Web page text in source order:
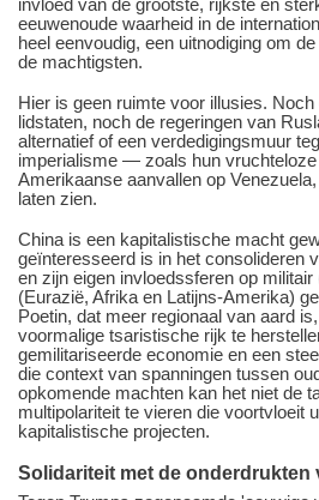
invloed van de grootste, rijkste en
eeuwenoude waarheid in de
heel eenvoudig, een uitnodiging om
de machtigsten.
Hier is geen ruimte voor illusies.
lidstaten, noch de regeringen van
alternatief of een verdedigingsmuur
imperialisme — zoals hun
Amerikaanse aanvallen op
laten zien.
China is een kapitalistische macht
geïnteresseerd is in het consolideren
en zijn eigen invloedssferen op
(Eurazië, Afrika en Latijns-Amerika)
Poetin, dat meer regionaal van aard
voormalige tsaristische rijk te
gemilitariseerde economie en een
die context van spanningen tussen
opkomende machten kan het niet de
multipolariteit te vieren die voortvloeit
kapitalistische projecten.
Solidariteit met de onderdrukten